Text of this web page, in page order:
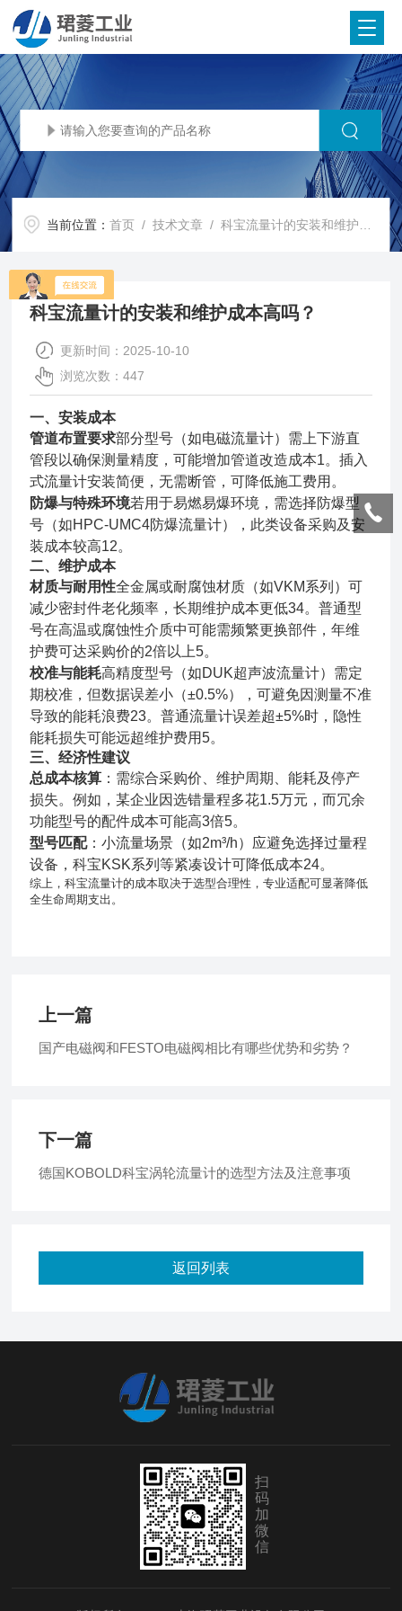
当前位置：首页 /技术文章 / 科宝流量计的安装和维护成本高吗？
科宝流量计的安装和维护成本高吗？
更新时间：2025-10-10
浏览次数：447
一、安装成本
管道布置要求部分型号（如电磁流量计）需上下游直
管段以确保测量精度，可能增加管道改造成本1。插入
式流量计安装简便，无需断管，可降低施工费用。
防爆与特殊环境若用于易燃易爆环境，需选择防爆型
号（如HPC-UMC4防爆流量计），此类设备采购及安
装成本较高12。
二、维护成本
材质与耐用性全金属或耐腐蚀材质（如VKM系列）可
减少密封件老化频率，长期维护成本更低34。普通型
号在高温或腐蚀性介质中可能需频繁更换部件，年维
护费可达采购价的2倍以上5。
校准与能耗高精度型号（如DUK超声波流量计）需定
期校准，但数据误差小（±0.5%），可避免因测量不准
导致的能耗浪费23。普通流量计误差超±5%时，隐性
能耗损失可能远超维护费用5。
三、经济性建议
总成本核算 ：需综合采购价、维护周期、能耗及停产
损失。例如，某企业因选错量程多花1.5万元，而冗余
功能型号的配件成本可能高3倍5。
型号匹配：小流量场景（如2m³/h）应避免选择过量程
设备，科宝KSK系列等紧凑设计可降低成本24。
综上，科宝流量计的成本取决于选型合理性，专业适配可显著降低
全生命周期支出。
上一篇
国产电磁阀和FESTO电磁阀相比有哪些优势和劣势？
下一篇
德国KOBOLD科宝涡轮流量计的选型方法及注意事项
返回列表
扫
码
加
微
信